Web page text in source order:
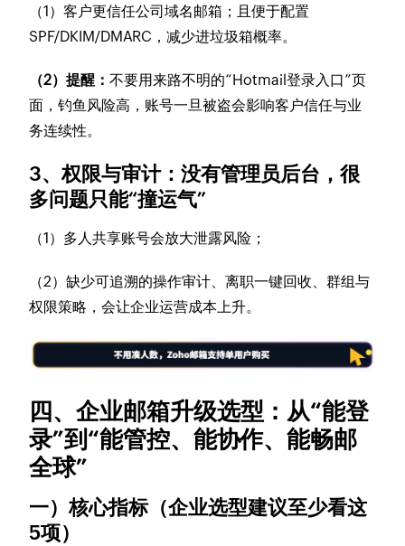
（1）客户更信任公司域名邮箱；且便于配置
SPF/DKIM/DMARC，减少进垃圾箱概率。
（2）提醒：不要用来路不明的“Hotmail登录入口”页
面，钓鱼风险高，账号一旦被盗会影响客户信任与业
务连续性。
3、权限与审计：没有管理员后台，很
多问题只能“撞运气”
（1）多人共享账号会放大泄露风险；
（2）缺少可追溯的操作审计、离职一键回收、群组与
权限策略，会让企业运营成本上升。
四、企业邮箱升级选型：从“能登
录”到“能管控、能协作、能畅邮
全球”
一）核心指标（企业选型建议至少看这
5项）